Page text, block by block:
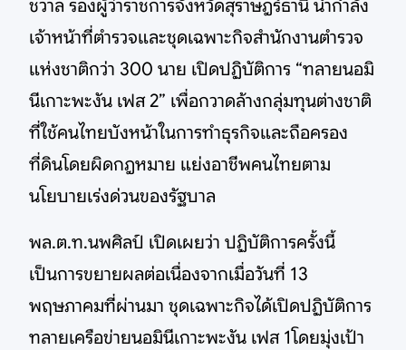
ชวาล รองผู้ว่าราชการจังหวัดสุราษฎร์ธานี นำกำลัง
เจ้าหน้าที่ตำรวจและชุดเฉพาะกิจสำนักงานตำรวจ
แห่งชาติกว่า 300 นาย เปิดปฏิบัติการ “ทลายนอมิ
นีเกาะพะงัน เฟส 2” เพื่อกวาดล้างกลุ่มทุนต่างชาติ
ที่ใช้คนไทยบังหน้าในการทำธุรกิจและถือครอง
ที่ดินโดยผิดกฎหมาย แย่งอาชีพคนไทยตาม
นโยบายเร่งด่วนของรัฐบาล
พล.ต.ท.นพศิลป์ เปิดเผยว่า ปฏิบัติการครั้งนี้
เป็นการขยายผลต่อเนื่องจากเมื่อวันที่ 13
พฤษภาคมที่ผ่านมา ชุดเฉพาะกิจได้เปิดปฏิบัติการ
ทลายเครือข่ายนอมินีเกาะพะงัน เฟส 1โดยมุ่งเป้า